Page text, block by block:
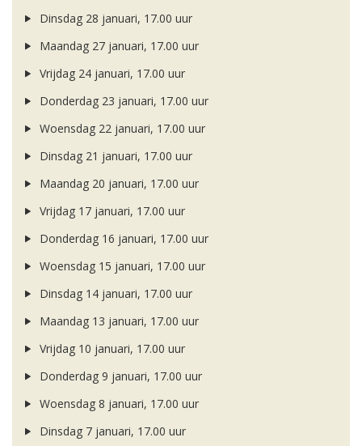
Dinsdag 28 januari, 17.00 uur
Maandag 27 januari, 17.00 uur
Vrijdag 24 januari, 17.00 uur
Donderdag 23 januari, 17.00 uur
Woensdag 22 januari, 17.00 uur
Dinsdag 21 januari, 17.00 uur
Maandag 20 januari, 17.00 uur
Vrijdag 17 januari, 17.00 uur
Donderdag 16 januari, 17.00 uur
Woensdag 15 januari, 17.00 uur
Dinsdag 14 januari, 17.00 uur
Maandag 13 januari, 17.00 uur
Vrijdag 10 januari, 17.00 uur
Donderdag 9 januari, 17.00 uur
Woensdag 8 januari, 17.00 uur
Dinsdag 7 januari, 17.00 uur